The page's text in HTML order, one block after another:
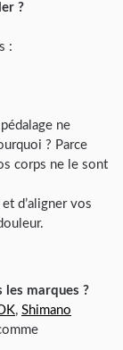
?
:
ne
? Parce
corps ne le sont
d’aligner vos
les marques ?
, Shimano